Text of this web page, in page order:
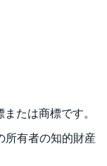
たは商標です。
所有者の知的財産